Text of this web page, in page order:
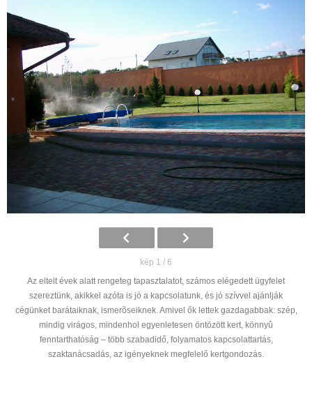
kép 1 / 6
Az eltelt évek alatt rengeteg tapasztalatot, számos elégedett ügyfelet
szereztünk, akikkel azóta is jó a kapcsolatunk, és jó szívvel ajánlják
cégünket barátaiknak, ismerõseiknek. Amivel ők lettek gazdagabbak: szép,
mindig virágos, mindenhol egyenletesen öntözött kert, könnyû
fenntarthatóság – több szabadidő, folyamatos kapcsolattartás,
szaktanácsadás, az igényeknek megfelelő kertgondozás.